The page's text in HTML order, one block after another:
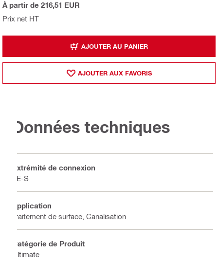
Prix net HT
À partir de 216,51 EUR
AJOUTER AU PANIER
AJOUTER AUX FAVORIS
Données techniques
Extrémité de connexion
TE-S
Application
Traitement de surface, Canalisation
Catégorie de Produit
Ultimate